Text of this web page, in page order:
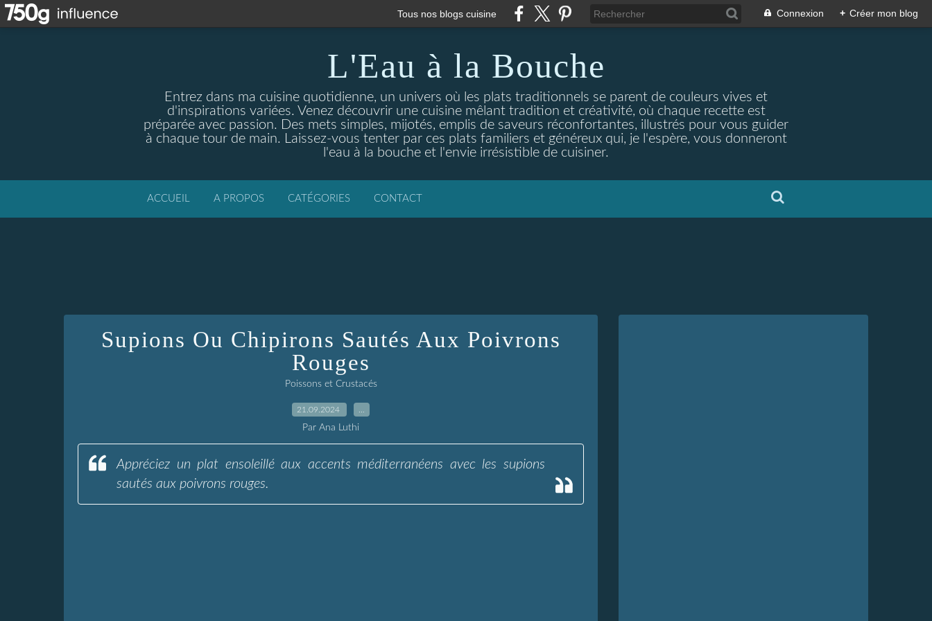
Tous nos blogs cuisine Connexion + Créer mon blog
L'Eau à la Bouche
Entrez dans ma cuisine quotidienne, un univers où les plats traditionnels se parent de couleurs vives et
d'inspirations variées. Venez découvrir une cuisine mêlant tradition et créativité, où chaque recette est
préparée avec passion. Des mets simples, mijotés, emplis de saveurs réconfortantes, illustrés pour vous guider
à chaque tour de main. Laissez-vous tenter par ces plats familiers et généreux qui, je l'espère, vous donneront
l'eau à la bouche et l'envie irrésistible de cuisiner.
ACCUEIL A PROPOS CATÉGORIES CONTACT
Supions Ou Chipirons Sautés Aux Poivrons
Rouges
Poissons et Crustacés
21.09.2024
Par Ana Luthi
Appréciez un plat ensoleillé aux accents méditerranéens avec les supions
sautés aux poivrons rouges.